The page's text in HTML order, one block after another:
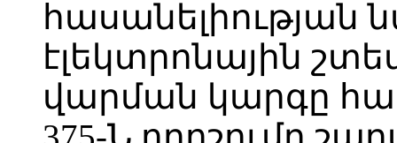
էլեկտրոնային
վարման կարգը